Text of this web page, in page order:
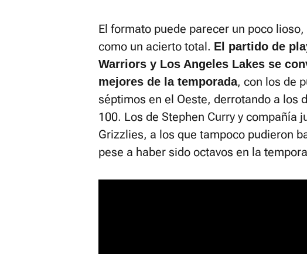
El formato puede parecer un poco
como un acierto total. El partido de
Warriors y Los Angeles Lakes se
mejores de la temporada, con los de
séptimos en el Oeste, derrotando a los
100. Los de Stephen Curry y compañía
Grizzlies, a los que tampoco pudieron
pese a haber sido octavos en la